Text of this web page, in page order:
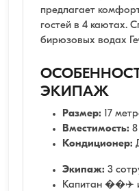
предлагает
гостей в 4 каютах.
бирюзовых водах
ЭКИПАЖ
Размер: 17
Вместимость:
Кондиционер:
Экипаж: 3
Капитан ��‍✈️